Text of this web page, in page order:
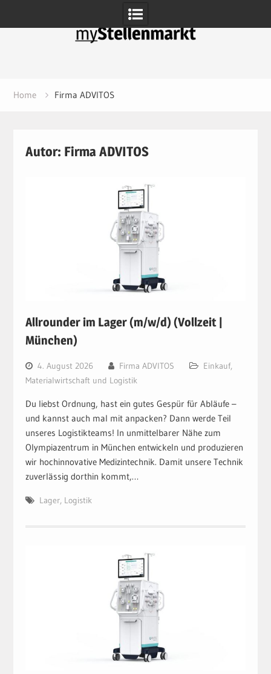
Home Firma ADVITOS
Autor: Firma ADVITOS
Allrounder im Lager (m/w/d) (Vollzeit |
München)
4. August 2026 Firma ADVITOS
Einkauf,
Materialwirtschaft und Logistik
Du liebst Ordnung, hast ein gutes Gespür für Abläufe –
und kannst auch mal mit anpacken? Dann werde Teil
unseres Logistikteams! In unmittelbarer Nähe zum
Olympiazentrum in München entwickeln und produzieren
wir hochinnovative Medizintechnik. Damit unsere Technik
zuverlässig dorthin kommt,…
Lager, Logistik